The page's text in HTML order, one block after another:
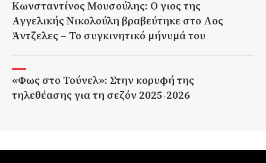
Κωνσταντίνος Μουσούλης: Ο γιος της
Αγγελικής Νικολούλη βραβεύτηκε στο Λος
Άντζελες – Το συγκινητικό μήνυμά του
«Φως στο Τούνελ»: Στην κορυφή της
τηλεθέασης για τη σεζόν 2025-2026